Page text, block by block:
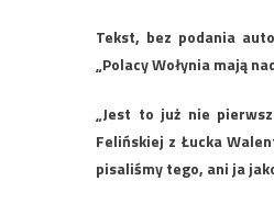
Tekst, bez podania
„Polacy Wołynia mają
„Jest to już nie
Felińskiej z Łucka
pisaliśmy tego, ani ja